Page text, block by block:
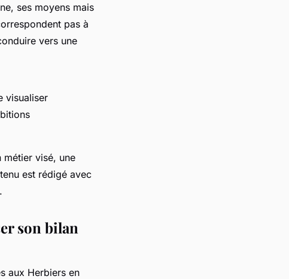
ses moyens mais
pas à
vers une
visualiser
métier visé, une
est rédigé avec
son bilan
aux Herbiers en